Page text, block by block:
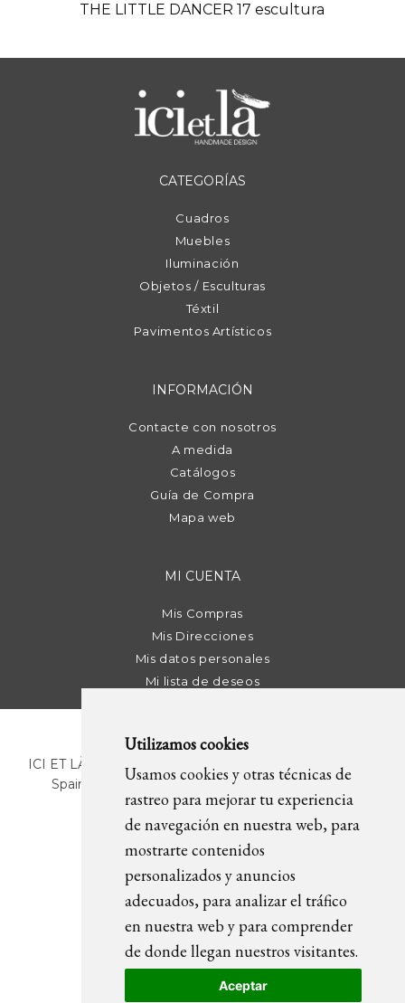
Utilizamos cookies
Usamos cookies y otras técnicas de
rastreo para mejorar tu experiencia
de navegación en nuestra web, para
mostrarte contenidos
personalizados y anuncios
adecuados, para analizar el tráfico
en nuestra web y para comprender
de donde llegan nuestros visitantes.
Aceptar
THE LITTLE DANCER 17 escultura
CATEGORÍAS
Cuadros
Muebles
Iluminación
Objetos / Esculturas
Téxtil
Pavimentos Artísticos
INFORMACIÓN
Contacte con nosotros
A medida
Catálogos
Guía de Compra
Mapa web
MI CUENTA
Mis Compras
Mis Direcciones
Mis datos personales
Mi lista de deseos
ICI ET LÀ | C/ Sant Pere Més Alt, 43 | 08003 Barcelona.
Spain | T. +34 93 268 78 43 | +34 630 82 09 89 |
info@icietla.com | Cookies
SÍGUENOS